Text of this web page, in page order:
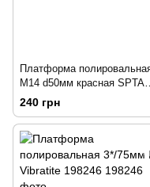
Платформа
М14 d50мм красная SPTA
196901
240 грн